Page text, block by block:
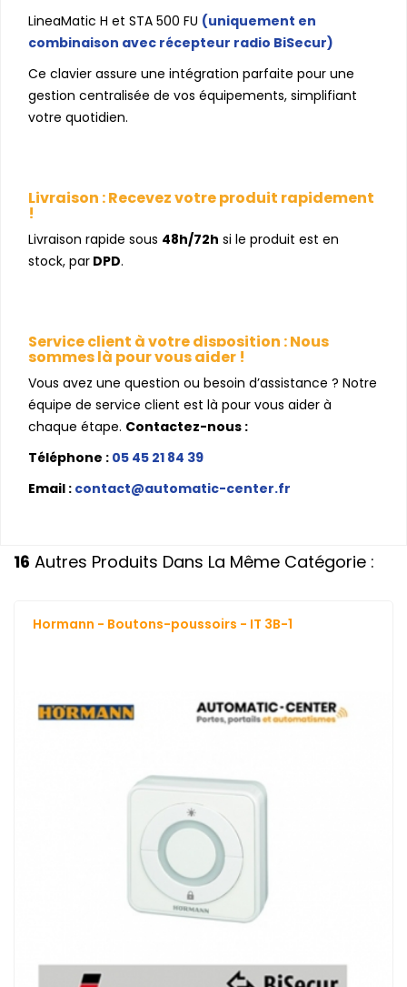
LineaMatic H et STA 500 FU (uniquement en
combinaison avec récepteur radio BiSecur)
Ce clavier assure une intégration parfaite pour une
gestion centralisée de vos équipements, simplifiant
votre quotidien.
Livraison : Recevez votre produit rapidement
!
Livraison rapide sous 48h/72h si le produit est en
stock, par DPD.
Service client à votre disposition : Nous
sommes là pour vous aider !
Vous avez une question ou besoin d’assistance ? Notre
équipe de service client est là pour vous aider à
chaque étape. Contactez-nous :
Téléphone : 05 45 21 84 39
Email : contact@automatic-center.fr
16 Autres Produits Dans La Même Catégorie :
Hormann - Boutons-poussoirs - IT 3B-1